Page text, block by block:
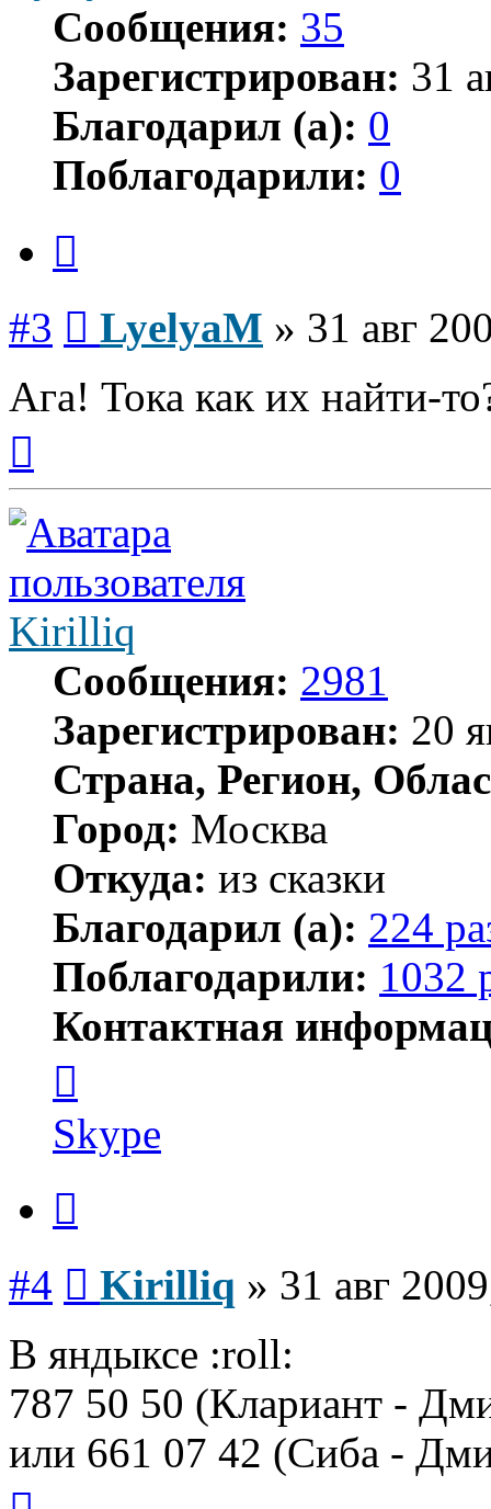
Сообщения: 35
Зарегистрирован: 31
Благодарил (а): 0
Поблагодарили: 0
#3 LyelyaM » 31 авг
Ага! Тока как их найти-
началу
Kirilliq
Сообщения: 2981
Зарегистрирован: 20
Страна, Регион,
Город: Москва
Откуда: из сказки
Благодарил (а): 224
Поблагодарили: 1032
Контактная
пользователя
Kirilliq
Skype
#4 Kirilliq » 31 авг
В яндыксе :roll:
787 50 50 (Клариант -
или 661 07 42 (Сиба -